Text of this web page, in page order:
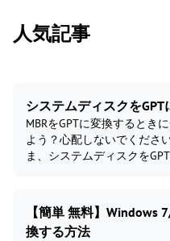
人気記事
システムディスクを
MBRをGPTに変換するとき
よう？心配しないでくださ
ま、システムディスクを
【簡単 無料】Windows
換する方法